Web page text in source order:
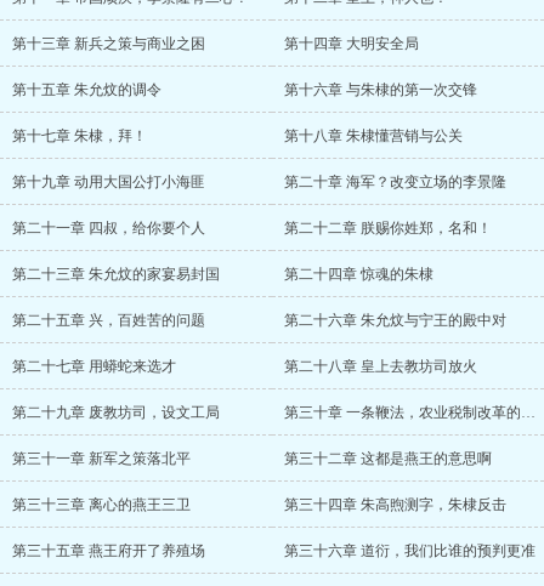
第十三章 新兵之策与商业之困 第十四章 大明安全局
第十五章 朱允炆的调令 第十六章 与朱棣的第一次交锋
第十七章 朱棣，拜！ 第十八章 朱棣懂营销与公关
第十九章 动用大国公打小海匪 第二十章 海军？改变立场的李景隆
第二十一章 四叔，给你要个人 第二十二章 朕赐你姓郑，名和！
第二十三章 朱允炆的家宴易封国 第二十四章 惊魂的朱棣
第二十五章 兴，百姓苦的问题 第二十六章 朱允炆与宁王的殿中对
第二十七章 用蟒蛇来选才 第二十八章 皇上去教坊司放火
第二十九章 废教坊司，设文工局 第三十章 一条鞭法，农业税制改革的起点
第三十一章 新军之策落北平 第三十二章 这都是燕王的意思啊
第三十三章 离心的燕王三卫 第三十四章 朱高煦测字，朱棣反击
第三十五章 燕王府开了养殖场 第三十六章 道衍，我们比谁的预判更准